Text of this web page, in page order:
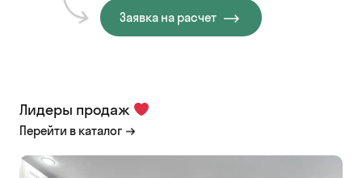
Заявка на расчет
Лидеры продаж
Перейти в каталог